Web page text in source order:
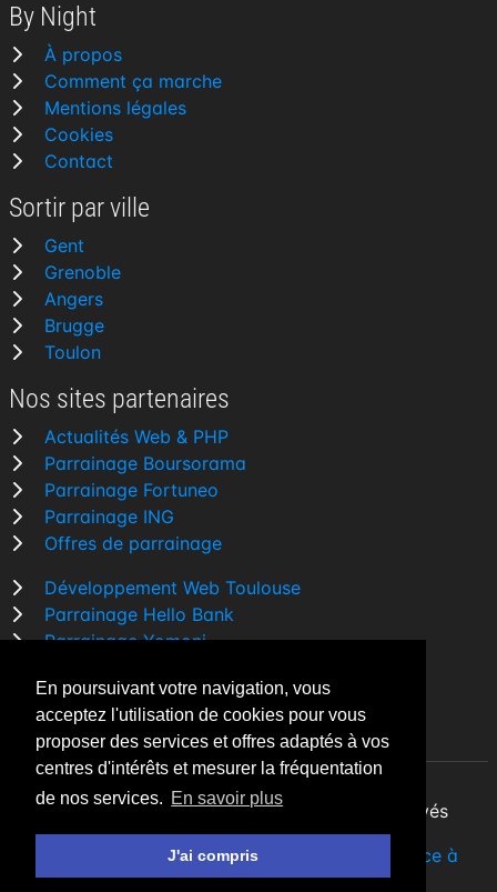
En poursuivant votre navigation, vous
acceptez l'utilisation de cookies pour vous
proposer des services et offres adaptés à vos
centres d'intérêts et mesurer la fréquentation
de nos services. En savoir plus
J'ai compris
By Night
À propos
Comment ça marche
Mentions légales
Cookies
Contact
Sortir par ville
Gent
Grenoble
Angers
Brugge
Toulon
Nos sites partenaires
Actualités Web & PHP
Parrainage Boursorama
Parrainage Fortuneo
Parrainage ING
Offres de parrainage
Développement Web Toulouse
Parrainage Hello Bank
Parrainage Yomoni
Comparatif banque
By Night v5.7.3| © 2026 - Tous droits réservés
par undéveloppeur Web Freelance à
Toulouse